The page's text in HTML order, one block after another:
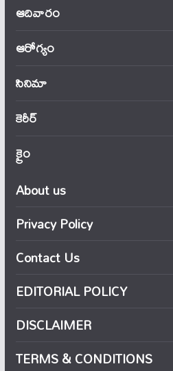
ఆదివారం
ఆరోగ్యం
సినిమా
కెరీర్
క్రైం
About us
Privacy Policy
Contact Us
EDITORIAL POLICY
DISCLAIMER
TERMS & CONDITIONS